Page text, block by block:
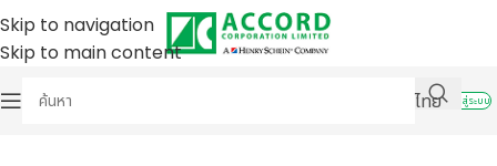
Skip to navigation
Skip to main content
ไทย
เข้าสู่ระบบ